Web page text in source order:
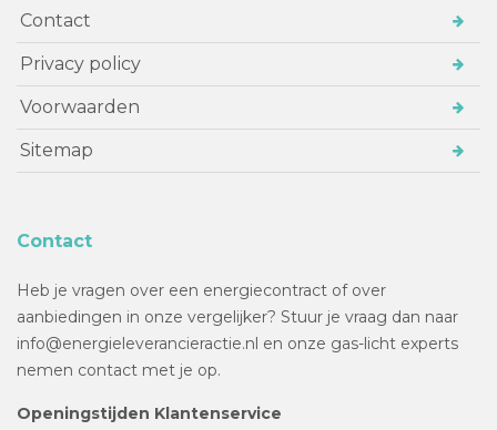
Contact
Privacy policy
Voorwaarden
Sitemap
Contact
Heb je vragen over een energiecontract of over
aanbiedingen in onze vergelijker? Stuur je vraag dan naar
info@energieleverancieractie.nl en onze gas-licht experts
nemen contact met je op.
Openingstijden Klantenservice